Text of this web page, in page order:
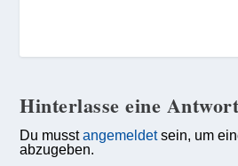
Hinterlasse eine Antwort
Du musstangemeldetsein, um
abzugeben.